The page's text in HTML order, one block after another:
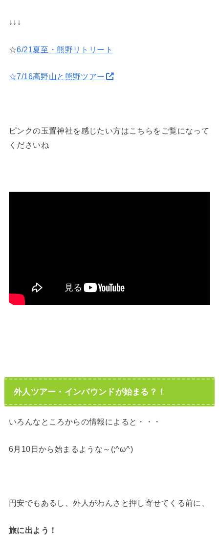
↓↓↓
☆6/21夏至・熊野リトリート
☆7/16高野山と熊野ツアー
ピンクの玉置神社を感じたい方はこちらをご覧になって
くださいね
外人ツアー・インバウンドが始まる？！
いろんなところからの情報によると・・・
6月10日から始まるような～(;^ω^)
円安でもあるし、外人がわんさと押し寄せてくる前に、
旅に出よう！